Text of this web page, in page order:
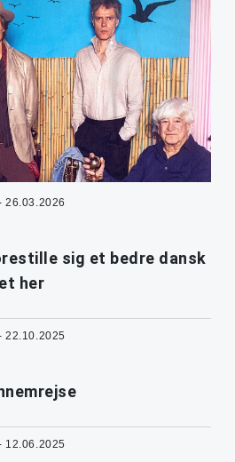
26.03.2026
sig et bedre dansk
her
22.10.2025
12.06.2025